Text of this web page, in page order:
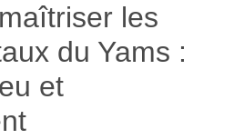
les
du Yams :
et